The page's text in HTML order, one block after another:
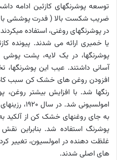
ضریب شکست بالا ( فدرت پوششی
در پوشرنگ­های روغنی، استفاده
یا خمیری ارائه می­ شدند. پیونده
پوشرنگ­ها، در یک لایه، پشت­ پوشی
آسانی داشتند. عیب این پوشرنگ­ها،
افزودن روغن ­های خشک ­کن سبب
رنگ­ها شد. با افزایش بیش­تر روغن،
امولسیونی
به جای روغن­های خشک­ کن از
پوشرنگ استفاده شد. بنابراین نقش
غلظت­ دهنده در امولسیون، تغییر
­های اصلی شدند.